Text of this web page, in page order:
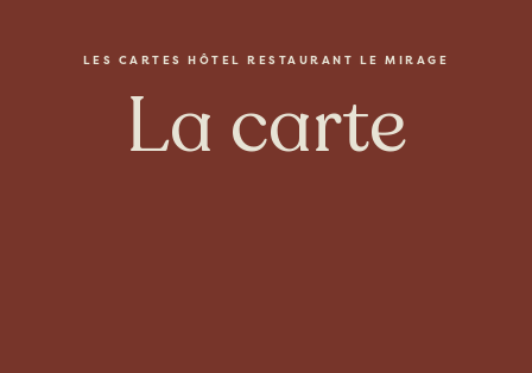
LES CARTES HÔTEL RESTAURANT LE MIRAGE
La carte